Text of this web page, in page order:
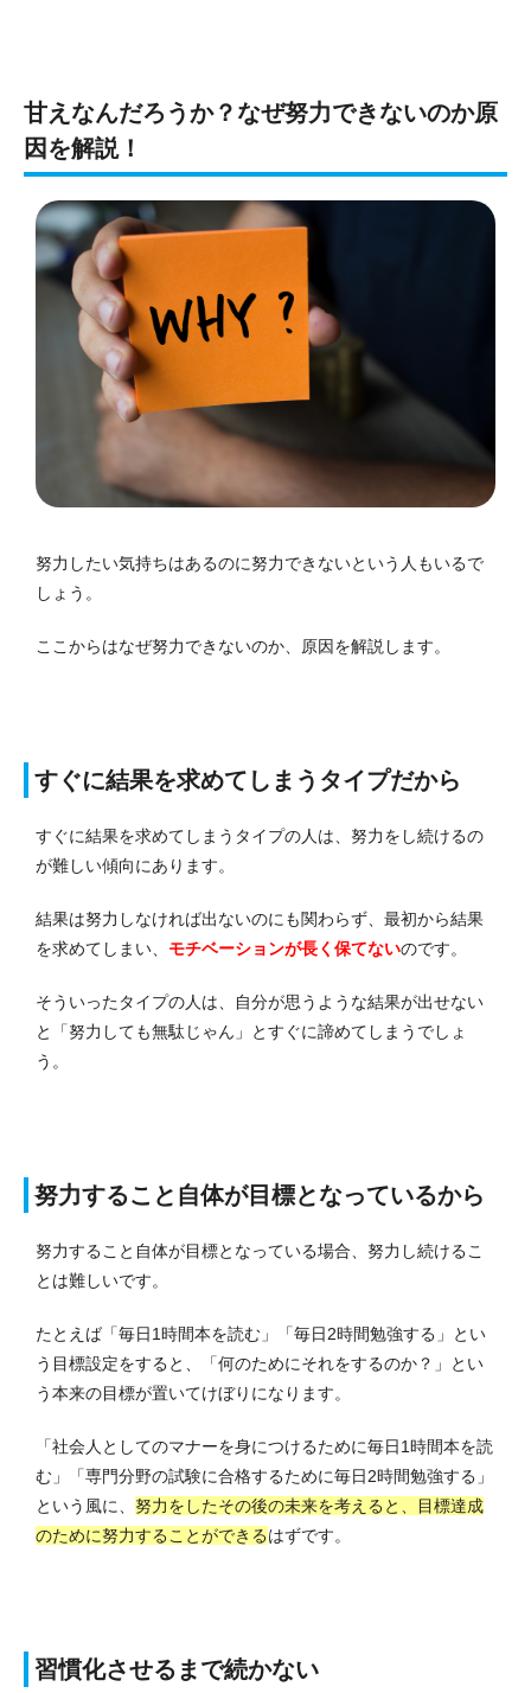
甘えなんだろうか？なぜ努力できないのか原
因を解説！
努力したい気持ちはあるのに努力できないという人もいるで
しょう。
ここからはなぜ努力できないのか、原因を解説します。
すぐに結果を求めてしまうタイプだから
すぐに結果を求めてしまうタイプの人は、努力をし続けるの
が難しい傾向にあります。
結果は努力しなければ出ないのにも関わらず、最初から結果
を求めてしまい、 モチベーションが長く保てないのです。
そういったタイプの人は、自分が思うような結果が出せない
と「努力しても無駄じゃん」とすぐに諦めてしまうでしょ
う。
努力すること自体が目標となっているから
努力すること自体が目標となっている場合、努力し続けるこ
とは難しいです。
たとえば「毎日1時間本を読む」「毎日2時間勉強する」とい
う目標設定をすると、「何のためにそれをするのか？」とい
う本来の目標が置いてけぼりになります。
「社会人としてのマナーを身につけるために毎日1時間本を読
む」「専門分野の試験に合格するために毎日2時間勉強する」
という風に、 努力をしたその後の未来を考えると、目標達成
のために努力することができるはずです。
習慣化させるまで続かない